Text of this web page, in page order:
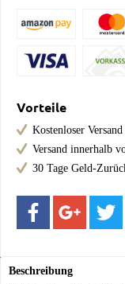
Vorteile
Kostenloser
Versand innerhalb
30 Tage Geld-
Beschreibung